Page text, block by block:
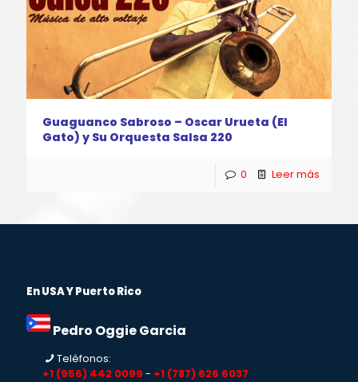
Guaguanco Sabroso – Oscar Urueta (El
Gato) y Su Orquesta Salsa 220
0 Leer más
En USA Y Puerto Rico
Pedro Oggie Garcia
Teléfonos:
+1 (956) 442 0099 - +1 (787) 626 6037